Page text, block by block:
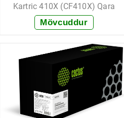
Kartric 410X (CF410X) Qara
Mövcuddur